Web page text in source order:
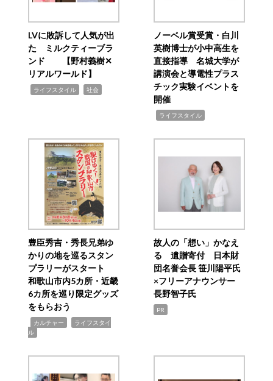
LVに敗訴して人気が出
た ミルクティーブラ
ンド 【野村義樹✕
リアルワールド】
ライフスタイル 社会
ノーベル賞受賞・白川
英樹博士が小中高生を
直接指導 名城大学が
講演会と導電性プラス
チック実験イベントを
開催
ライフスタイル
豊臣秀吉・秀長兄弟ゆ
かりの地を巡るスタン
プラリーがスタート
和歌山市内5カ所・近畿
6カ所を巡り限定グッズ
をもらおう
カルチャー
ライフスタイ
ル
故人の「想い」かなえ
る 遺贈寄付 日本財
団名誉会長 笹川陽平氏
×フリーアナウンサー
長野智子氏
PR